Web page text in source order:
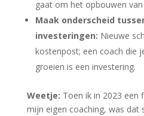
gaat om het opbouwen
Maak onderscheid
investeringen: Nieuwe
kostenpost; een coach die
groeien is een investering.
Weetje: Toen ik in 2023 een
mijn eigen coaching, was dat